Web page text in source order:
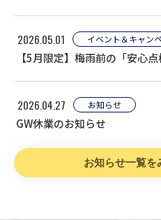
2026.05.01 イベント＆キャン
【5月限定】梅雨前の「安心
2026.04.27 お知らせ
GW休業のお知らせ
お知らせ一覧を